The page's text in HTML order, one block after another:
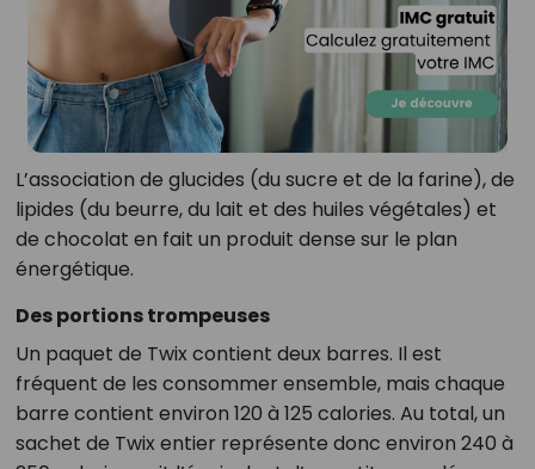
L’association de glucides (du sucre et de la farine), de
lipides (du beurre, du lait et des huiles végétales) et
de chocolat en fait un produit dense sur le plan
énergétique.
Des portions trompeuses
Un paquet de Twix contient deux barres. Il est
fréquent de les consommer ensemble, mais chaque
barre contient environ 120 à 125 calories. Au total, un
sachet de Twix entier représente donc environ 240 à